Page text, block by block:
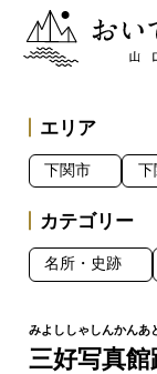
おいでませ山
三好写真館
エリア
下関市 下
カテゴリー
名所・史跡